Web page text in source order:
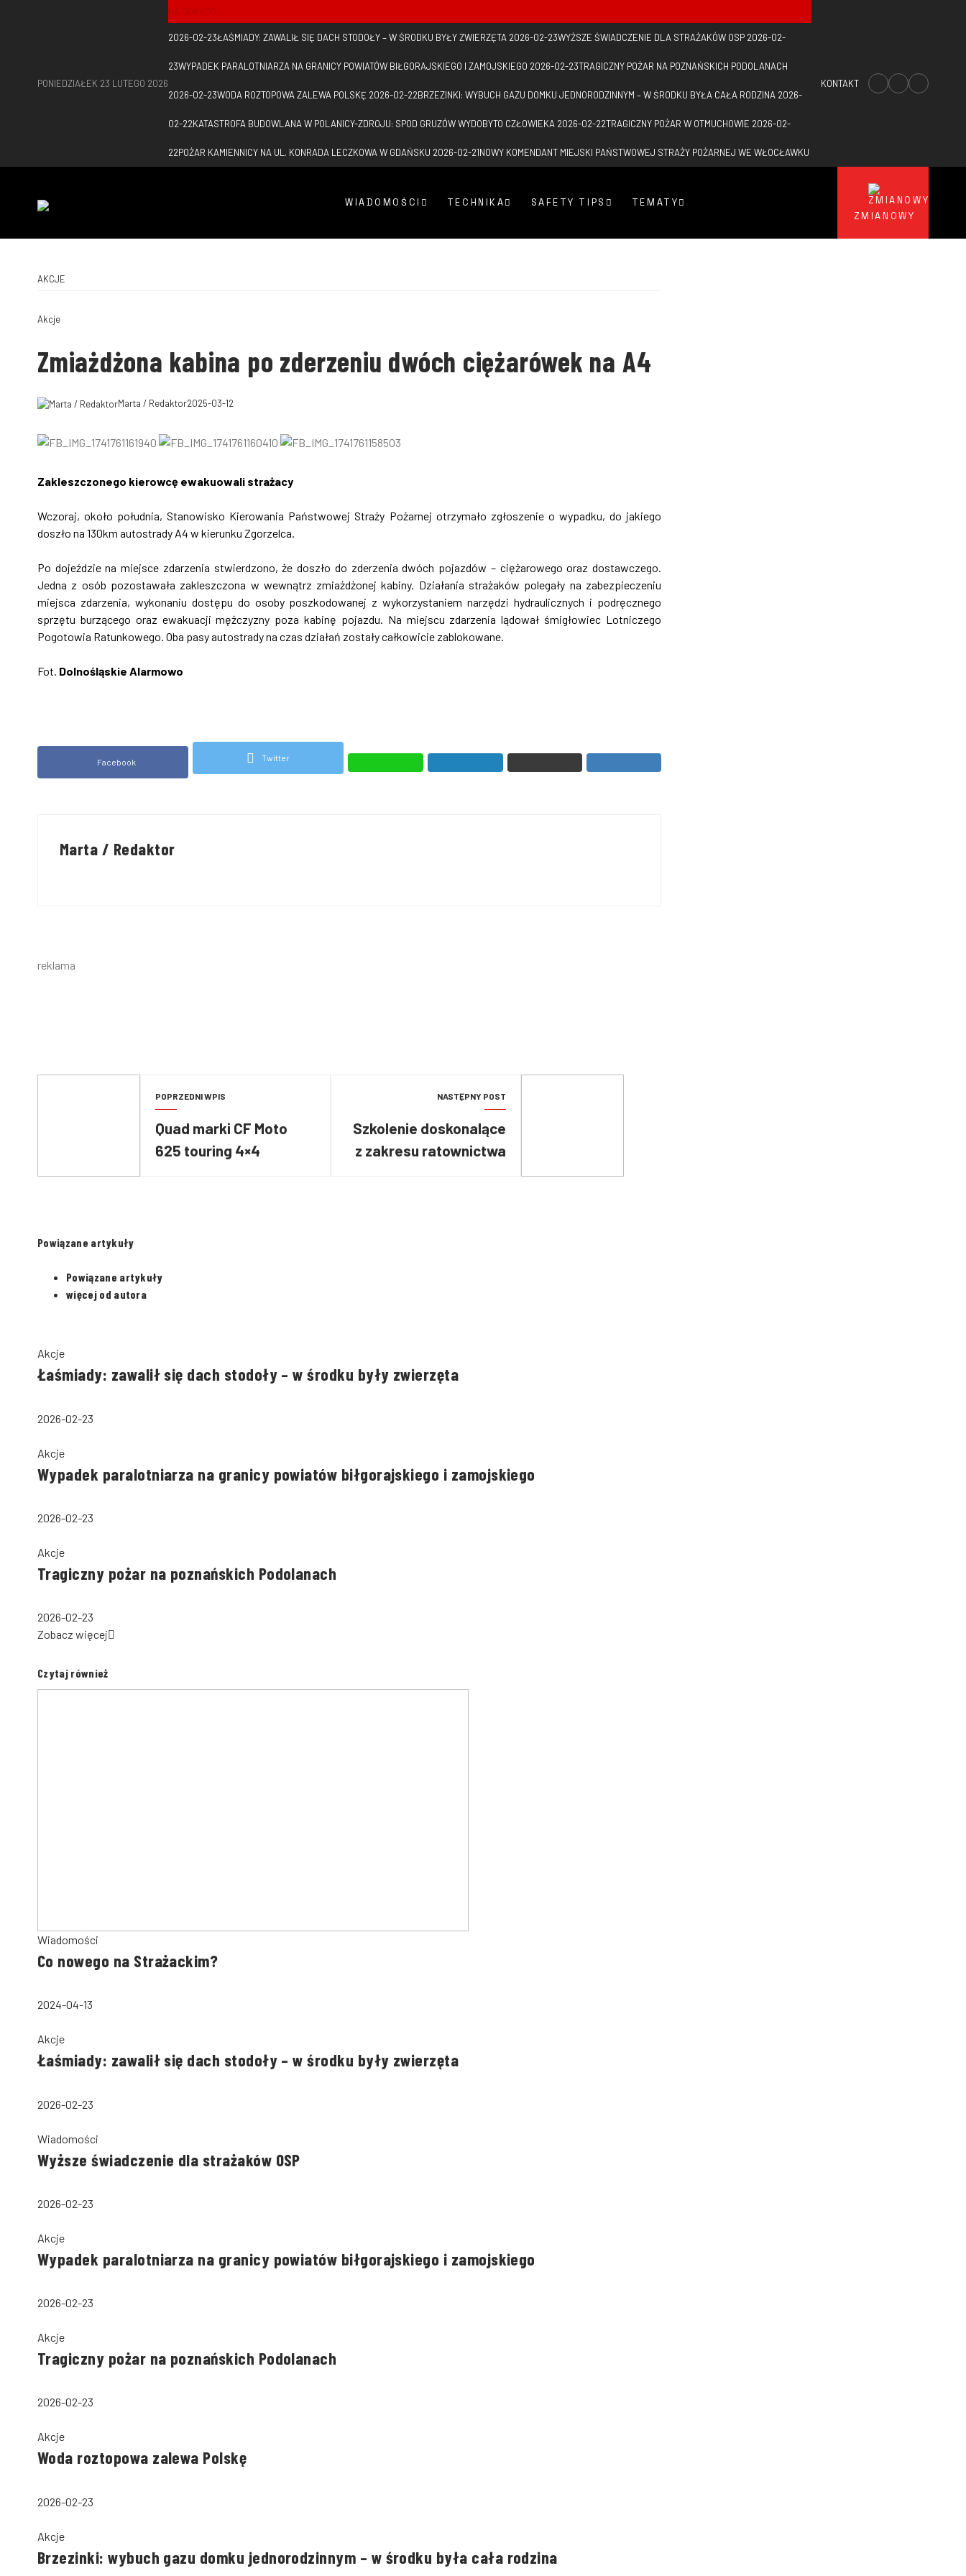
PONIEDZIAŁEK 23 LUTEGO 2026
NA GORĄCO
2026-02-23ŁAŚMIADY: ZAWALIŁ SIĘ DACH STODOŁY – W ŚRODKU BYŁY ZWIERZĘTA 2026-02-23WYŻSZE ŚWIADCZENIE DLA STRAŻAKÓW OSP 2026-02-
23WYPADEK PARALOTNIARZA NA GRANICY POWIATÓW BIŁGORAJSKIEGO I ZAMOJSKIEGO 2026-02-23TRAGICZNY POŻAR NA POZNAŃSKICH PODOLANACH
2026-02-23WODA ROZTOPOWA ZALEWA POLSKĘ 2026-02-22BRZEZINKI: WYBUCH GAZU DOMKU JEDNORODZINNYM – W ŚRODKU BYŁA CAŁA RODZINA 2026-
02-22KATASTROFA BUDOWLANA W POLANICY-ZDROJU: SPOD GRUZÓW WYDOBYTO CZŁOWIEKA 2026-02-22TRAGICZNY POŻAR W OTMUCHOWIE 2026-02-
22POŻAR KAMIENNICY NA UL. KONRADA LECZKOWA W GDAŃSKU 2026-02-21NOWY KOMENDANT MIEJSKI PAŃSTWOWEJ STRAŻY POŻARNEJ WE WŁOCŁAWKU
KONTAKT
WIADOMOŚCI TECHNIKA SAFETY TIPS
TEMATY
ZMIANOWY
AKCJE
Akcje
Zmiażdżona kabina po zderzeniu dwóch ciężarówek na A4
Marta / Redaktor2025-03-12
Zakleszczonego kierowcę ewakuowali strażacy
Wczoraj, około południa, Stanowisko Kierowania Państwowej Straży Pożarnej otrzymało zgłoszenie o wypadku, do jakiego
doszło na 130km autostrady A4 w kierunku Zgorzelca.
Po dojeździe na miejsce zdarzenia stwierdzono, że doszło do zderzenia dwóch pojazdów – ciężarowego oraz dostawczego.
Jedna z osób pozostawała zakleszczona w wewnątrz zmiażdżonej kabiny. Działania strażaków polegały na zabezpieczeniu
miejsca zdarzenia, wykonaniu dostępu do osoby poszkodowanej z wykorzystaniem narzędzi hydraulicznych i podręcznego
sprzętu burzącego oraz ewakuacji mężczyzny poza kabinę pojazdu. Na miejscu zdarzenia lądował śmigłowiec Lotniczego
Pogotowia Ratunkowego. Oba pasy autostrady na czas działań zostały całkowicie zablokowane.
Fot. Dolnośląskie Alarmowo
Facebook Twitter
Marta / Redaktor
reklama
POPRZEDNI WPIS
Quad marki CF Moto
625 touring 4×4
NASTĘPNY POST
Szkolenie doskonalące
z zakresu ratownictwa
Powiązane artykuły
Powiązane artykuły
więcej od autora
Akcje
Łaśmiady: zawalił się dach stodoły – w środku były zwierzęta
2026-02-23
Akcje
Wypadek paralotniarza na granicy powiatów biłgorajskiego i zamojskiego
2026-02-23
Akcje
Tragiczny pożar na poznańskich Podolanach
2026-02-23
Zobacz więcej
Czytaj również
Wiadomości
Co nowego na Strażackim?
2024-04-13
Akcje
Łaśmiady: zawalił się dach stodoły – w środku były zwierzęta
2026-02-23
Wiadomości
Wyższe świadczenie dla strażaków OSP
2026-02-23
Akcje
Wypadek paralotniarza na granicy powiatów biłgorajskiego i zamojskiego
2026-02-23
Akcje
Tragiczny pożar na poznańskich Podolanach
2026-02-23
Akcje
Woda roztopowa zalewa Polskę
2026-02-23
Akcje
Brzezinki: wybuch gazu domku jednorodzinnym – w środku była cała rodzina